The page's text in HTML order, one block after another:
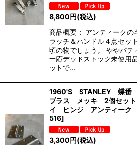
8,800円(税込)
商品概要： アンティークの
ラッチ＆ハンドル４点セッ
頃の物でしょう。 ややパテ
一応デッドストック未使用
ットで…
1960'S STANLEY 蝶番
ブラス メッキ 2個セッ
イ ヒンジ アンティーク
516]
3,300円(税込)